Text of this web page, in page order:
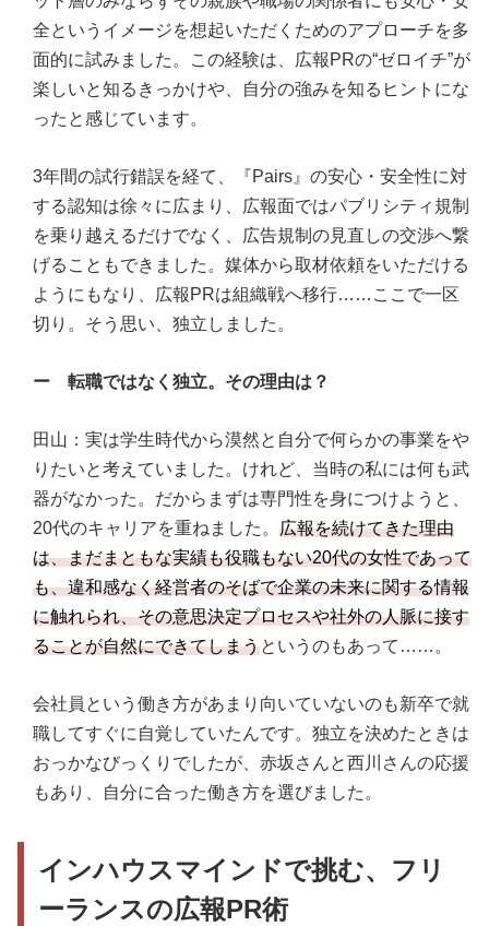
全というイメージを想起いただくためのアプローチを多
面的に試みました。この経験は、広報PRの“ゼロイチ”が
楽しいと知るきっかけや、自分の強みを知るヒントにな
ったと感じています。
3年間の試行錯誤を経て、『Pairs』の安心・安全性に対
する認知は徐々に広まり、広報面ではパブリシティ規制
を乗り越えるだけでなく、広告規制の見直しの交渉へ繋
げることもできました。媒体から取材依頼をいただける
ようにもなり、広報PRは組織戦へ移行……ここで一区
切り。そう思い、独立しました。
ー 転職ではなく独立。その理由は？
田山：実は学生時代から漠然と自分で何らかの事業をや
りたいと考えていました。けれど、当時の私には何も武
器がなかった。だからまずは専門性を身につけようと、
20代のキャリアを重ねました。 広報を続けてきた理由
は、まだまともな実績も役職もない20代の女性であって
も、違和感なく経営者のそばで企業の未来に関する情報
に触れられ、その意思決定プロセスや社外の人脈に接す
ることが自然にできてしまうというのもあって……。
会社員という働き方があまり向いていないのも新卒で就
職してすぐに自覚していたんです。独立を決めたときは
おっかなびっくりでしたが、赤坂さんと西川さんの応援
もあり、自分に合った働き方を選びました。
インハウスマインドで挑む、フリ
ーランスの広報PR術